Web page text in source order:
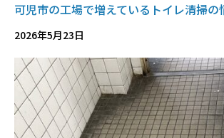
可児市の工場で増えているトイレ清掃の
2026年5月23日